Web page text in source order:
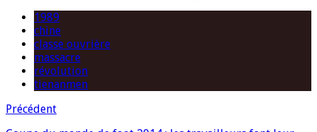
1989
chine
classe ouvrière
massacre
révolution
tienanmen
Précédent